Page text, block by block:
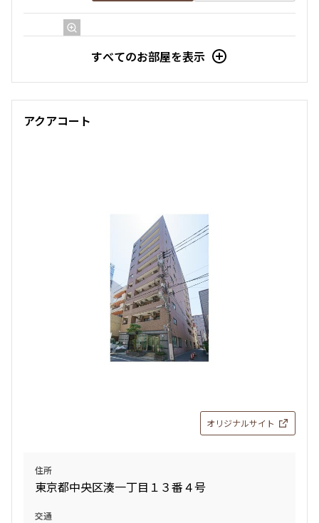
11階１１０１
226,000円10,000円
すべてのお部屋を表示
アクアコート
オリジナルサイト
住所
東京都中央区湊一丁目１３番４号
交通